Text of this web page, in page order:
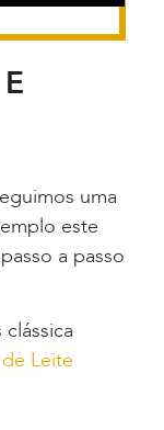
uma
este
a passo
Leite